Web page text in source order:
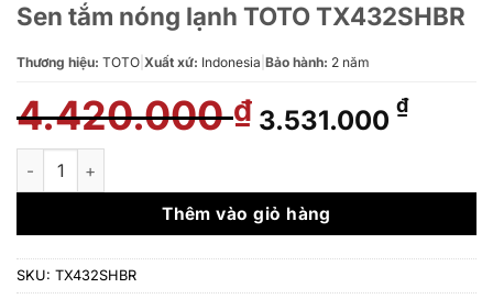
Sen tắm nóng lạnh TOTO TX432SHBR
Thương hiệu: TOTO Xuất xứ: Indonesia Bảo hành: 2 năm
4.420.000₫ Giá
gốc
4.420.000 ₫.
3.531.000 ₫Giá
là:
Sen tắm nóng lạnh TOTO TX432SHBR số lượng
Thêm vào giỏ hàng
SKU: TX432SHBR